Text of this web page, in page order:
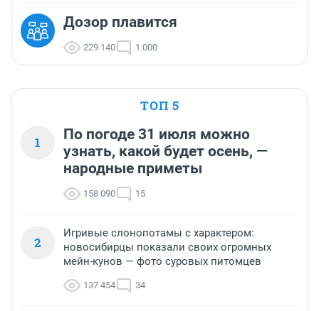
Дозор плавится
229 140 1 000
ТОП 5
1
По погоде 31 июля можно
узнать, какой будет осень, —
народные приметы
158 090 15
2
Игривые слонопотамы с характером:
новосибирцы показали своих огромных
мейн-кунов — фото суровых питомцев
137 454 34